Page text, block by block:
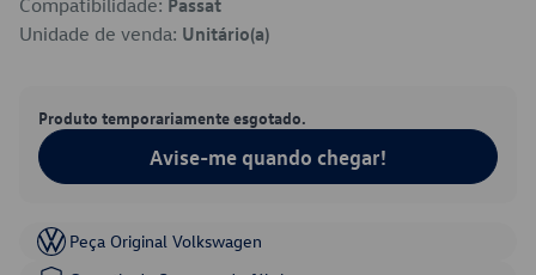
Compatibilidade: Passat
Unidade de venda: Unitário(a)
Produto temporariamente esgotado.
Avise-me quando chegar!
Peça Original Volkswagen